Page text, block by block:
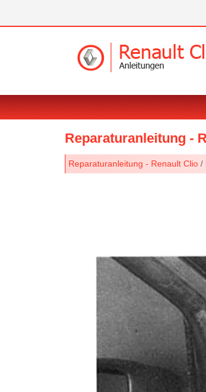
Reparaturanleitung -
Reparaturanleitung - Renault Clio /